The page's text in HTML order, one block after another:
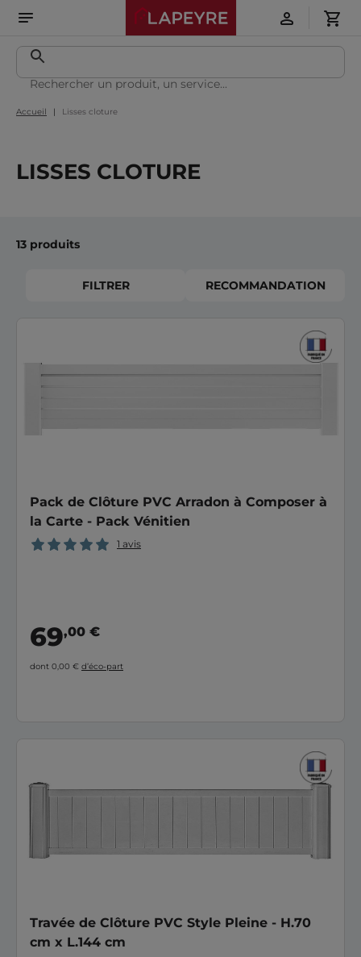
Accueil Lisses cloture
LISSES CLOTURE
13 produits
FILTRER RECOMMANDATION
Pack de Clôture PVC Arradon à Composer à
la Carte - Pack Vénitien
1 avis
69,00 €
dont 0,00 € d’éco-part
Travée de Clôture PVC Style Pleine - H.70
cm x L.144 cm